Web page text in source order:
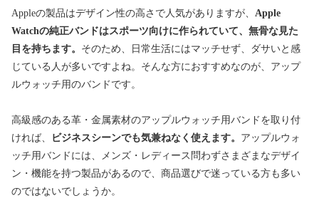
Appleの製品はデザイン性の高さで人気がありますが、 Apple
Watchの純正バンドはスポーツ向けに作られていて、無骨な見た
目を持ちます。 そのため、日常生活にはマッチせず、ダサいと感
じている人が多いですよね。そんな方におすすめなのが、アップ
ルウォッチ用のバンドです。
高級感のある革・金属素材のアップルウォッチ用バンドを取り付
ければ、
ビジネスシーンでも気兼ねなく使えます。 アップルウォ
ッチ用バンドには、メンズ・レディース問わずさまざまなデザイ
ン・機能を持つ製品があるので、商品選びで迷っている方も多い
のではないでしょうか。